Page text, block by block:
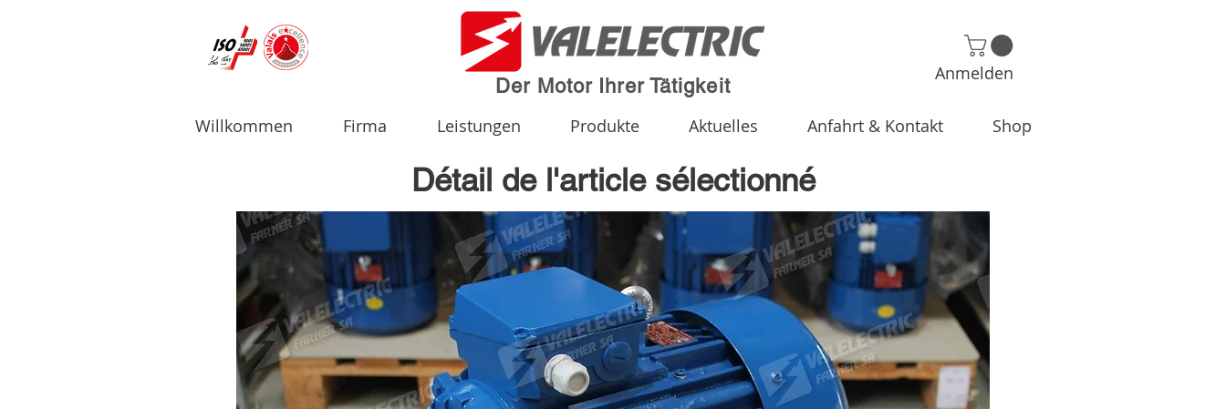
Der Motor Ihrer Tätigkeit
Anmelden
Willkommen Firma Leistungen Produkte Aktuelles Anfahrt & Kontakt Shop
Détail de l'article sélectionné